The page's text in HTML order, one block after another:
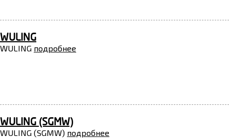
WULING
WULING подробнее
WULING (SGMW)
WULING (SGMW) подробнее